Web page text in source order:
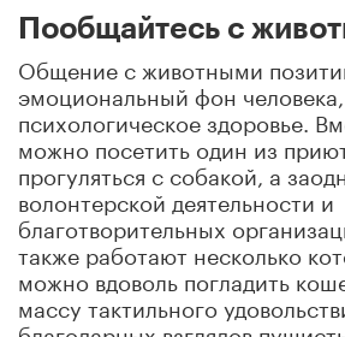
Пообщайтесь с
Общение с животными
эмоциональный фон человека,
психологическое здоровье.
можно посетить один из
прогуляться с собакой, а
волонтерской деятельности и
благотворительных
также работают несколько
можно вдоволь погладить
массу тактильного